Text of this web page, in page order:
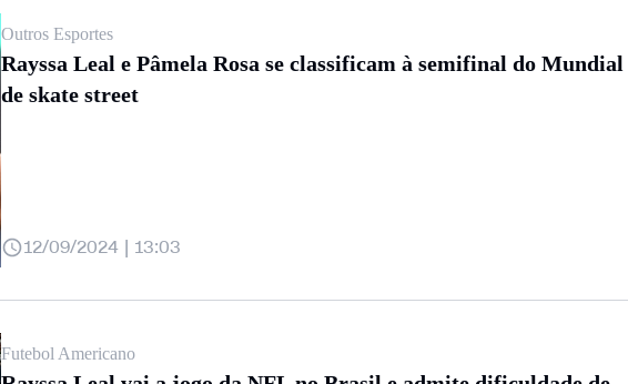
Outros Esportes
Rayssa Leal e Pâmela Rosa se classificam à semifinal do Mundial
de skate street
12/09/2024 | 13:03
Futebol Americano